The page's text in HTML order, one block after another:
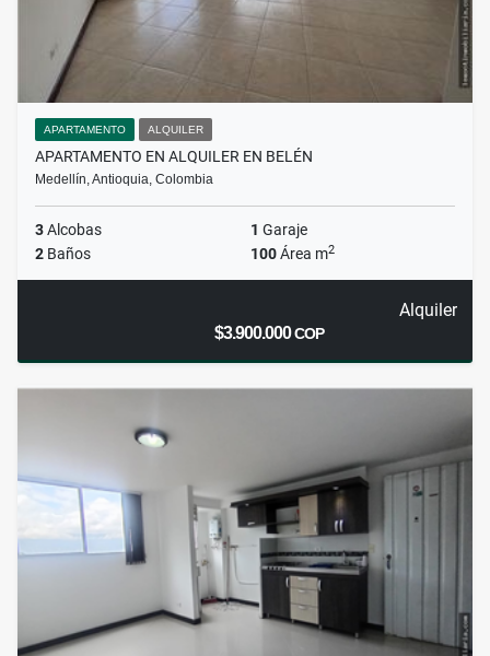
APARTAMENTO ALQUILER
APARTAMENTO EN ALQUILER EN BELÉN
Medellín, Antioquia, Colombia
3Alcobas 1 Garaje
2 Baños 100Área m2
Alquiler
$3.900.000COP